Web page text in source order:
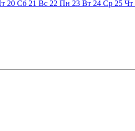
20 Сб 21 Вс 22 Пн 23 Вт 24 Ср 25 Чт